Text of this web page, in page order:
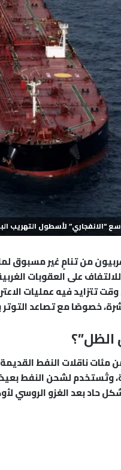
“الانفجاري” لأسطول التهريب
من تنامٍ غير
على العقوبات
تتزايد فيه عمليات
خصوصًا مع تصاعد التوتر
ناقلات النفط
وتُستخدم لشحن النفط